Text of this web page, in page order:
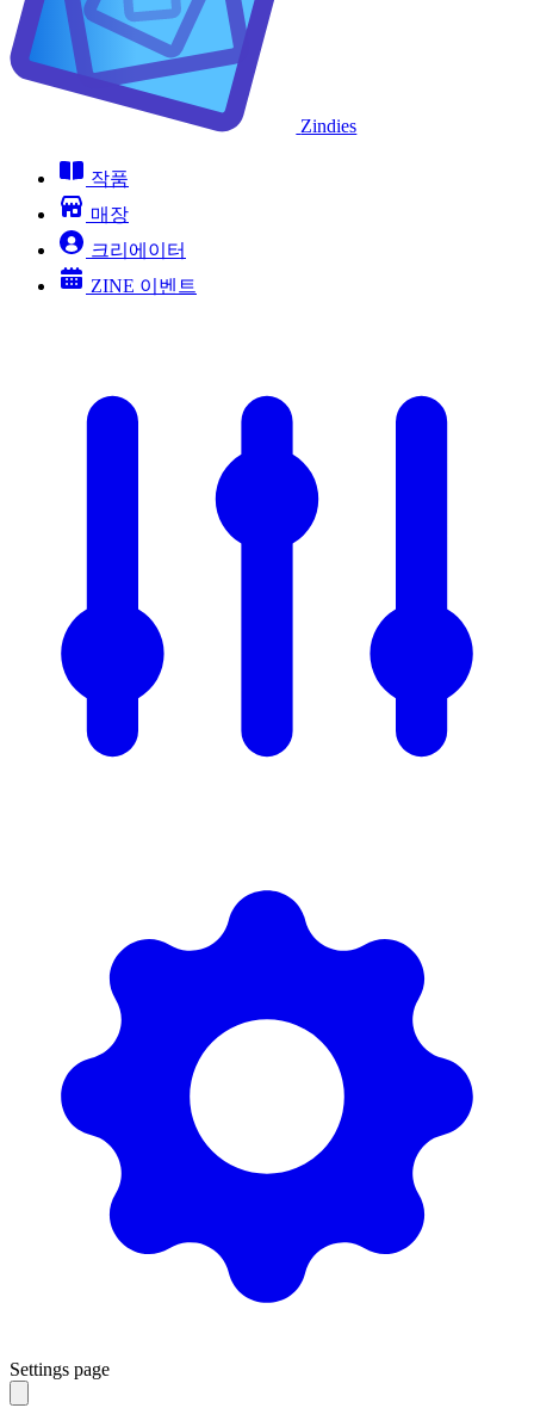
Zindies
작품
매장
크리에이터
ZINE 이벤트
Settings page